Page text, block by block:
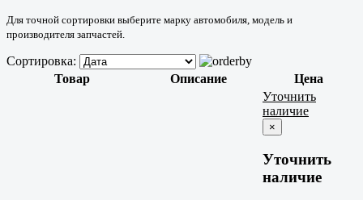
Для точной сортировки выберите марку автомобиля, модель и
производителя запчастей.
Сортировка:
Товар
Описание Цена
Уточнить
наличие
×
Уточнить
наличие